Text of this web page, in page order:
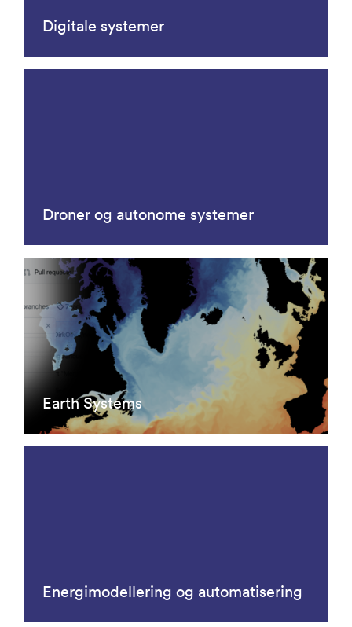
Digitale systemer
Droner og autonome systemer
Earth Systems
Energimodellering og automatisering